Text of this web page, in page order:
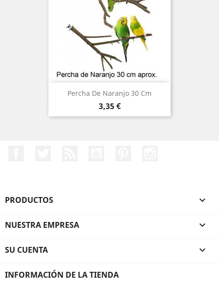
Percha De Naranjo 30 Cm
Precio
3,35 €
PRODUCTOS 
NUESTRA EMPRESA 
SU CUENTA 
INFORMACIÓN DE LA TIENDA